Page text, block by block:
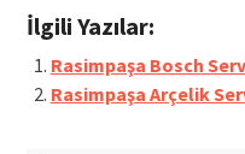
İlgili Yazılar:
Rasimpaşa Bosch
Rasimpaşa Arçelik